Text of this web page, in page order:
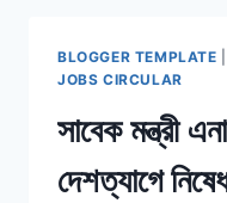
স্বামী
BLOGGER TEMPLATE
JOBS CIRCULAR
সাবেক মন্ত্রী
দেশত্যাগে